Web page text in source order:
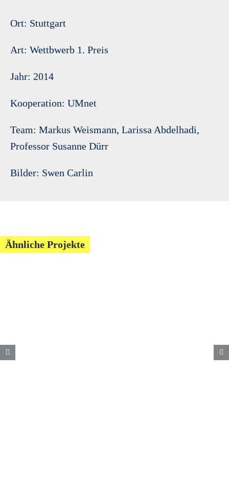
Ort: Stuttgart
Art: Wettbwerb 1. Preis
Jahr: 2014
Kooperation: UMnet
Team: Markus Weismann, Larissa Abdelhadi,
Professor Susanne Dürr
Bilder: Swen Carlin
Ähnliche Projekte